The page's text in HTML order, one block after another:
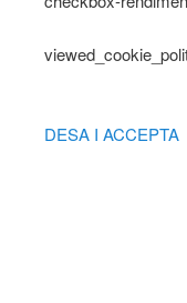
DESA I ACCEPTA